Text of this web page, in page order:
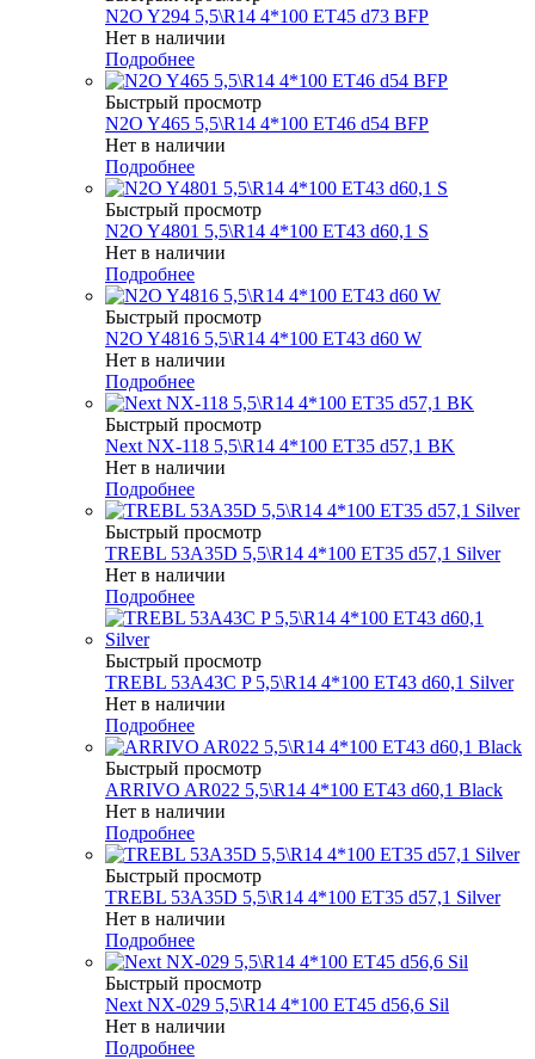
N2O Y294 5,5\R14 4*100 ET45 d73 BFP
Нет в наличии
Подробнее
Быстрый просмотр
N2O Y465 5,5\R14 4*100 ET46 d54 BFP
Нет в наличии
Подробнее
Быстрый просмотр
N2O Y4801 5,5\R14 4*100 ET43 d60,1 S
Нет в наличии
Подробнее
Быстрый просмотр
N2O Y4816 5,5\R14 4*100 ET43 d60 W
Нет в наличии
Подробнее
Быстрый просмотр
Next NX-118 5,5\R14 4*100 ET35 d57,1 BK
Нет в наличии
Подробнее
Быстрый просмотр
TREBL 53A35D 5,5\R14 4*100 ET35 d57,1 Silver
Нет в наличии
Подробнее
Быстрый просмотр
TREBL 53A43C P 5,5\R14 4*100 ET43 d60,1 Silver
Нет в наличии
Подробнее
Быстрый просмотр
ARRIVO AR022 5,5\R14 4*100 ET43 d60,1 Black
Нет в наличии
Подробнее
Быстрый просмотр
TREBL 53A35D 5,5\R14 4*100 ET35 d57,1 Silver
Нет в наличии
Подробнее
Быстрый просмотр
Next NX-029 5,5\R14 4*100 ET45 d56,6 Sil
Нет в наличии
Подробнее